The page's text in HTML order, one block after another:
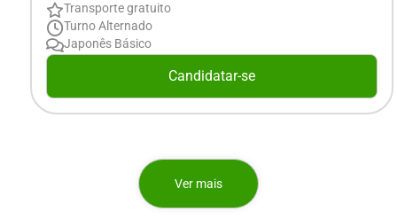
Transporte gratuito
Turno Alternado
Japonês Básico
Candidatar-se
Ver mais